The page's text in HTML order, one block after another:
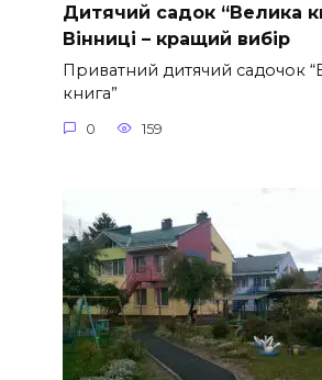
Дитячий садок “Велика
Вінниці – кращий вибір
Приватний дитячий садочок
книга”
0 159